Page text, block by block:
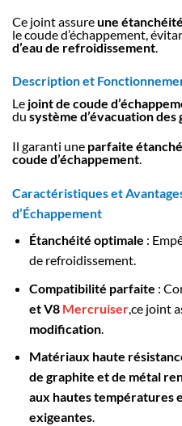
Ce joint assureune
le coude d’échappement,
d’eau de refroidissement
Description et
Le joint de coude
du système d’évacuation des
Il garanti une parfaite
coude d’échappement.
Caractéristiques et
d’Échappement
Étanchéité optimale :
de refroidissement.
Compatibilité parfaite :
et V8 Mercruiser,ce joint
modification.
Matériaux haute
de graphite et de métal
aux hautes températures
exigeantes.